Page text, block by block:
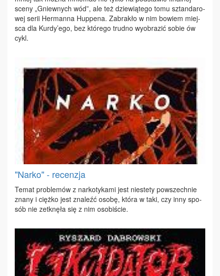
sce­ny „Gniew­nych wód”, ale też dzie­wią­te­go to­mu sztan­da­ro­
wej se­rii Her­man­na Hup­pe­na. Za­bra­kło w nim bo­wiem miej­
sca dla Kur­dy’ego, bez któ­re­go trud­no wy­obra­zić so­bie ów
cykl.
"Narko" - recenzja
Te­mat pro­ble­mów z nar­ko­ty­ka­mi jest nie­ste­ty po­wszech­nie
zna­ny i cięż­ko jest zna­leźć oso­bę, któ­ra w ta­ki, czy in­ny spo­
sób nie ze­tknę­ła się z nim oso­bi­ście.